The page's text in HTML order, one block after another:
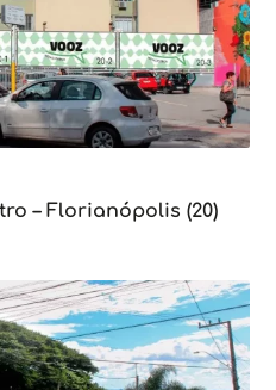
– Florianópolis (20)